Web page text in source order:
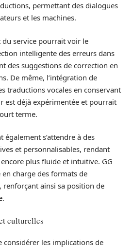
permettant des dialogues
et les machines.
service pourrait voir le
intelligente des erreurs dans
des suggestions de correction en
De même, l’intégration de
traductions vocales en conservant
est déjà expérimentée et pourrait
terme.
également s’attendre à des
et personnalisables, rendant
plus fluide et intuitive. GG
charge des formats de
renforçant ainsi sa position de
culturelles
considérer les implications de